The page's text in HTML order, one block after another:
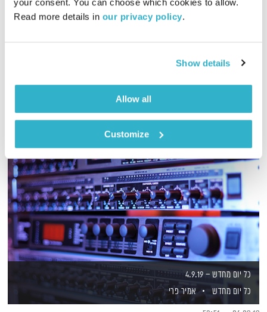
your consent. You can choose which cookies to allow.
Read more details in our privacy policy.
Show details
Allow all
Customize
מסע מוזיקלי יומי עם אורי בנקהלטר, והפעם – נעים, מרגיע
אודיו
כל יום מחדש – 4.9.19
כל יום מחדש
אמיר פרי